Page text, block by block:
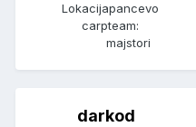
Lokacijapancevo
carpteam:
majstori
darkod